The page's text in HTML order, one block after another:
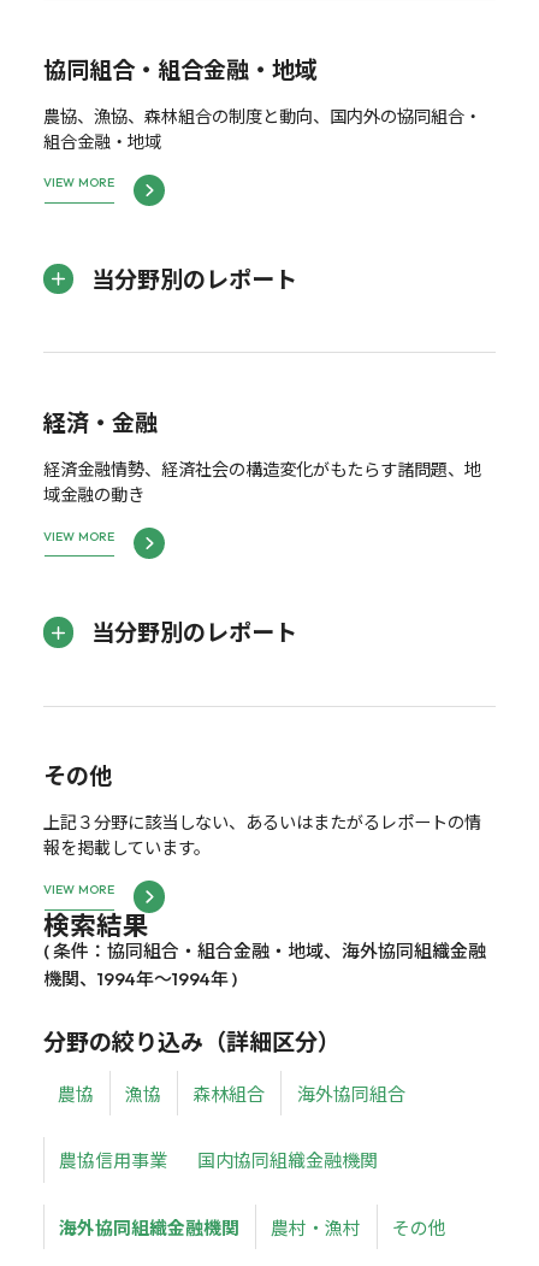
協同組合・組合金融・地域
農協、漁協、森林組合の制度と動向、国内外の協同組合・
組合金融・地域
VIEW MORE
当分野別のレポート
経済・金融
経済金融情勢、経済社会の構造変化がもたらす諸問題、地
域金融の動き
VIEW MORE
当分野別のレポート
その他
上記３分野に該当しない、あるいはまたがるレポートの情
報を掲載しています。
VIEW MORE
検索結果
( 条件：協同組合・組合金融・地域、海外協同組織金融
機関、1994年～1994年 )
分野の絞り込み（詳細区分）
農協 漁協 森林組合 海外協同組合
農協信用事業 国内協同組織金融機関
海外協同組織金融機関 農村・漁村 その他